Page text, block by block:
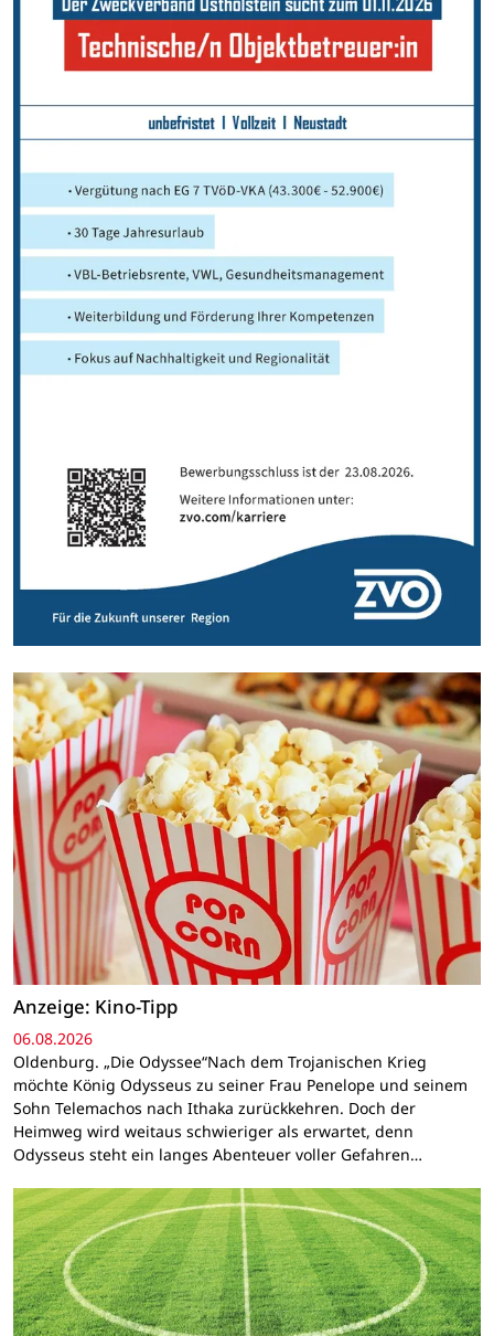
Anzeige: Kino-Tipp
06.08.2026
Oldenburg. „Die Odyssee“Nach dem Trojanischen Krieg
möchte König Odysseus zu seiner Frau Penelope und seinem
Sohn Telemachos nach Ithaka zurückkehren. Doch der
Heimweg wird weitaus schwieriger als erwartet, denn
Odysseus steht ein langes Abenteuer voller Gefahren…